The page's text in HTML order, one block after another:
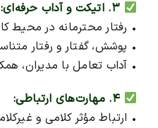
• رفتار محترمانه در محیط
• پوشش، گفتار و رفتار
• آداب تعامل با مدیران،
۴. مهارت‌های ارتباطی:
• ارتباط مؤثر کلامی و